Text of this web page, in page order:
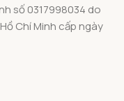
số 0317998034 do
Chí Minh cấp ngày